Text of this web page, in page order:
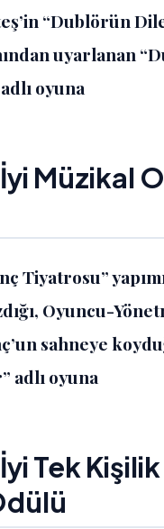
“Dublörün
uyarlanan
oyuna
İyi Müzikal
Tiyatrosu”
Oyuncu-
sahneye
adlı oyuna
İyi Tek Kişilik